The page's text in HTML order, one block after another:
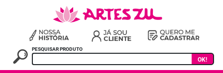
PESQUISAR PRODUTO
OK!